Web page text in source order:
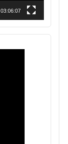
03:06:07